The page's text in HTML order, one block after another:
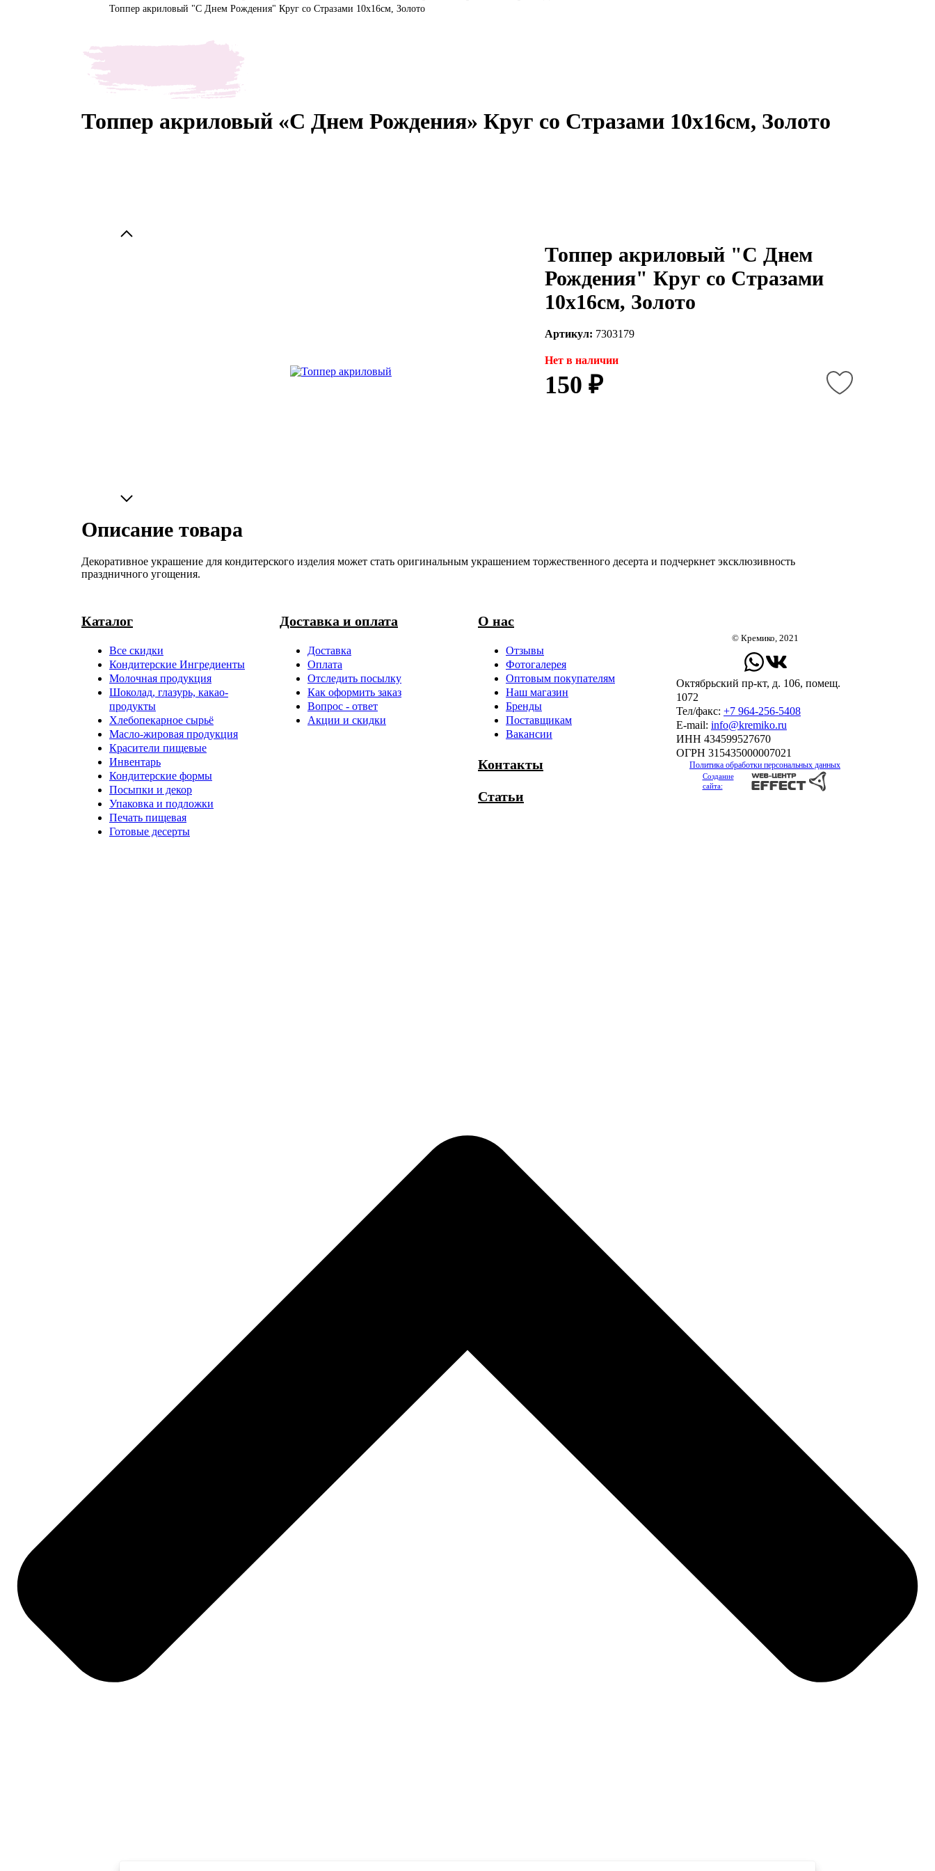
Топпер акриловый "С Днем Рождения" Круг со Стразами 10х16см, Золото
Топпер акриловый «С Днем Рождения» Круг со Стразами 10х16см, Золото
Топпер акриловый "С Днем
Рождения" Круг со Стразами
10х16см, Золото
Артикул: 7303179
Нет в наличии
150 ₽
Описание товара
Декоративное украшение для кондитерского изделия может стать оригинальным украшением торжественного десерта и подчеркнет эксклюзивность
праздничного угощения.
Каталог
Все скидки
Кондитерские Ингредиенты
Молочная продукция
Шоколад, глазурь, какао-
продукты
Хлебопекарное сырьё
Масло-жировая продукция
Красители пищевые
Инвентарь
Кондитерские формы
Посыпки и декор
Упаковка и подложки
Печать пищевая
Готовые десерты
Доставка и оплата
Доставка
Оплата
Отследить посылку
Как оформить заказ
Вопрос - ответ
Акции и скидки
О нас
Отзывы
Фотогалерея
Оптовым покупателям
Наш магазин
Бренды
Поставщикам
Вакансии
Контакты
Статьи
© Кремико, 2021
Октябрьский пр-кт, д. 106, помещ.
1072
Тел/факс: +7 964-256-5408
Е-mail: info@kremiko.ru
ИНН 434599527670
ОГРН 315435000007021
Политика обработки персональных данных
Создание
сайта: